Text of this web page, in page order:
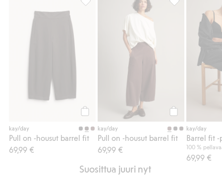
kay/day
Pull on -housut barrel fit
69,99 €
Pull on -housut barrel fit, Lisää suosikkeihin
kay/day
Pull on -housut barrel fit
69,99 €
Pull on -
kay/day
Barrel fit
100 %
69,99 €
Suosittua juuri nyt